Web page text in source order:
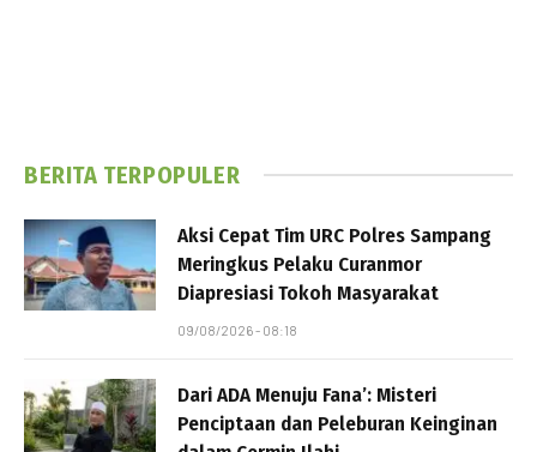
BERITA TERPOPULER
Aksi Cepat Tim URC Polres Sampang
Meringkus Pelaku Curanmor
Diapresiasi Tokoh Masyarakat
09/08/2026 - 08:18
Dari ADA Menuju Fana’: Misteri
Penciptaan dan Peleburan Keinginan